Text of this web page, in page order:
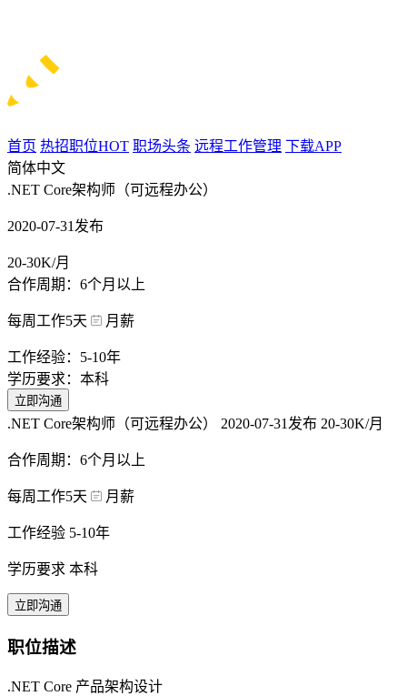
首页 热招职位HOT 职场头条 远程工作管理 下载APP
简体中文
.NET Core架构师（可远程办公）
2020-07-31发布
20-30K/月
合作周期：6个月以上
每周工作5天 月薪
工作经验：5-10年
学历要求：本科
立即沟通
.NET Core架构师（可远程办公） 2020-07-31发布 20-30K/月
合作周期：6个月以上
每周工作5天 月薪
工作经验 5-10年
学历要求 本科
立即沟通
职位描述
.NET Core 产品架构设计